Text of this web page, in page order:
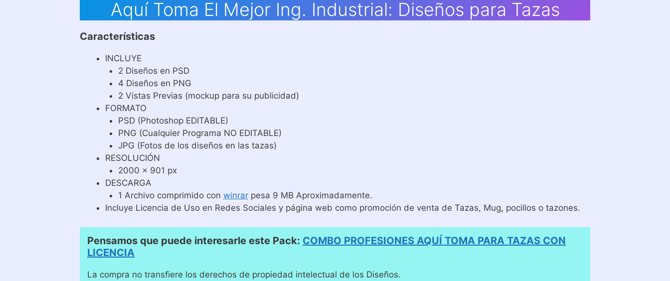
Aquí Toma El Mejor Ing. Industrial: Diseños para Tazas
Características
INCLUYE
2 Diseños en PSD
4 Diseños en PNG
2 Vistas Previas (mockup para su publicidad)
FORMATO
PSD (Photoshop EDITABLE)
PNG (Cualquier Programa NO EDITABLE)
JPG (Fotos de los diseños en las tazas)
RESOLUCIÓN
2000 x 901 px
DESCARGA
1 Archivo comprimido con winrarpesa 9 MB Aproximadamente.
Incluye Licencia de Uso en Redes Sociales y página web como promoción de venta de Tazas, Mug, pocillos o tazones.
Pensamos que puede interesarle este Pack: COMBO PROFESIONES AQUÍ TOMA PARA TAZAS CON
LICENCIA
La compra no transfiere los derechos de propiedad intelectual de los Diseños.